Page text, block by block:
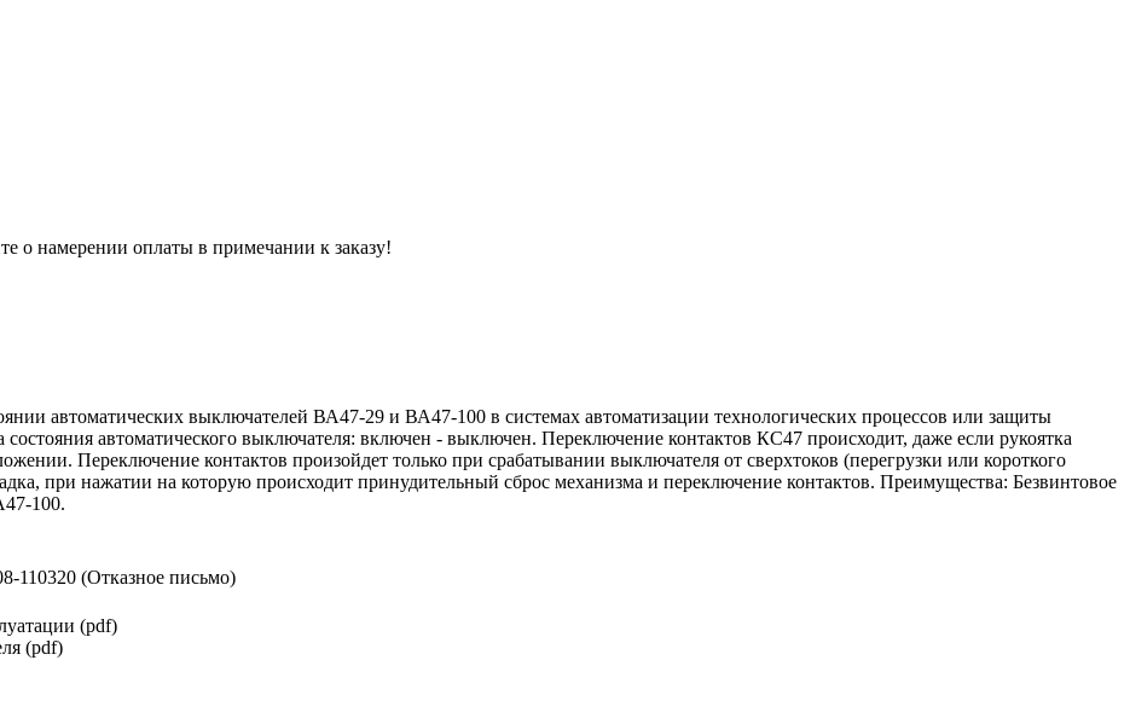
о намерении оплаты в примечании к заказу!
автоматических выключателей ВА47-29 и ВА47-100 в системах автоматизации технологических процессов или защиты
автоматического выключателя: включен - выключен. Переключение контактов КС47 происходит, даже если рукоятка
Переключение контактов произойдет только при срабатывании выключателя от сверхтоков (перегрузки или короткого
при нажатии на которую происходит принудительный сброс механизма и переключение контактов. Преимущества: Безвинтовое
100.
(Отказное письмо)
(pdf)
(pdf)